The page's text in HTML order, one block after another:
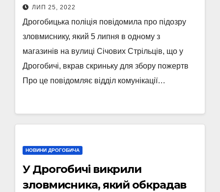
ЛИП 25, 2022
Дрогобицька поліція повідомила про підозру
зловмиснику, який 5 липня в одному з
магазинів на вулиці Січових Стрільців, що у
Дрогобичі, вкрав скриньку для збору пожертв
Про це повідомляє відділ комунікації…
НОВИНИ ДРОГОБИЧА
У Дрогобичі викрили
зловмисника, який обкрадав